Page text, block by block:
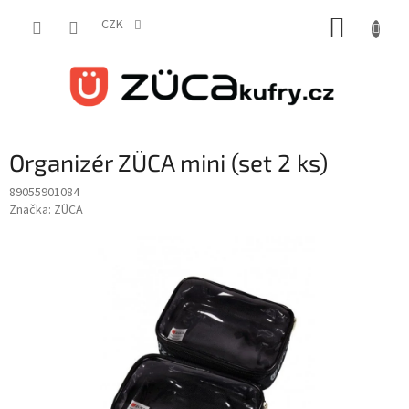
CZK
Organizér ZÜCA mini (set 2 ks)
89055901084
Značka: ZÜCA